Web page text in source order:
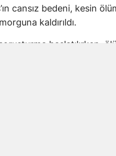
cansız bedeni, kesin
kaldırıldı.
başlatılırken,